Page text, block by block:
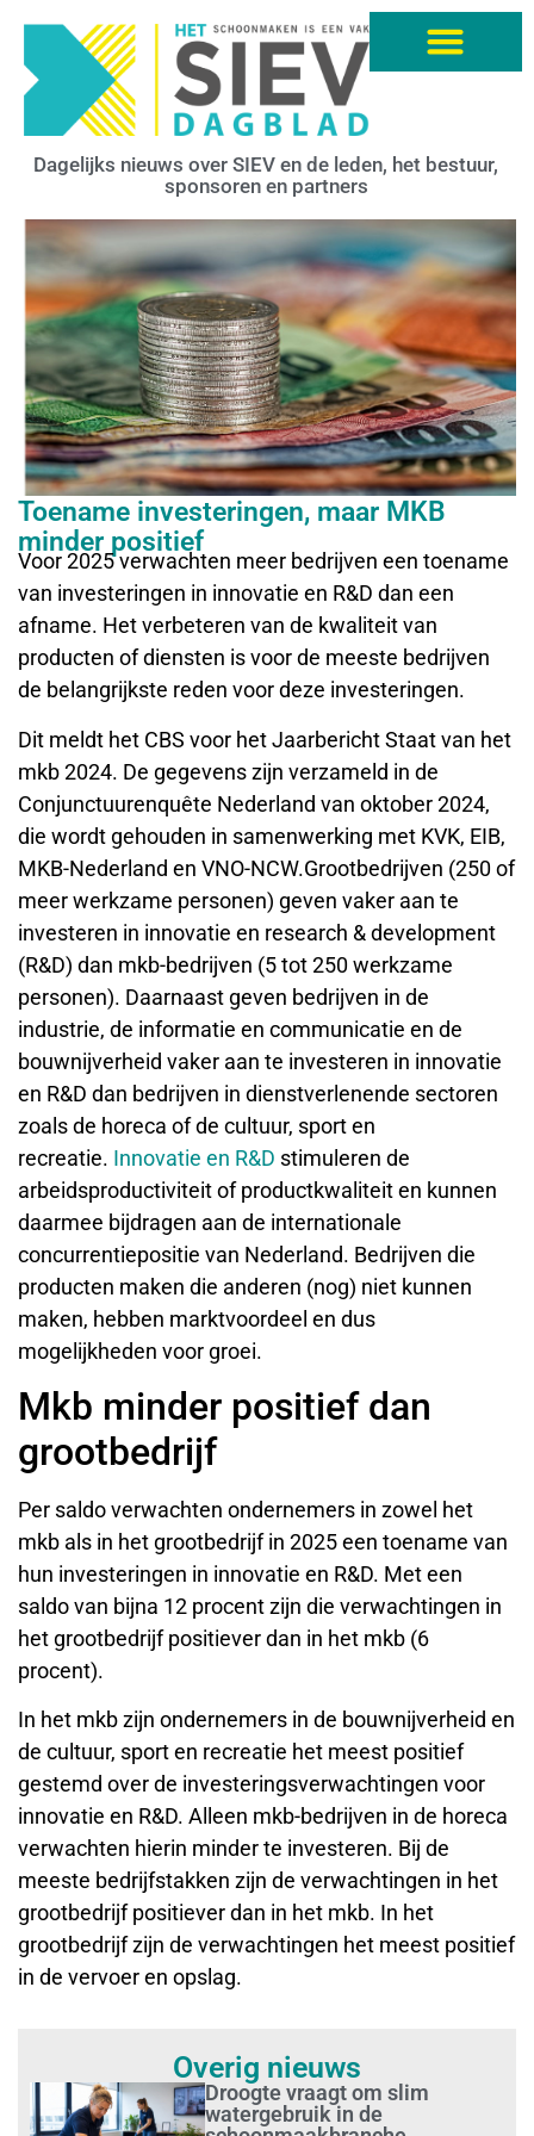
Dagelijks nieuws over SIEV en de leden, het bestuur,
sponsoren en partners
Toename investeringen, maar MKB
minder positief
Voor 2025 verwachten meer bedrijven een toename
van investeringen in innovatie en R&D dan een
afname. Het verbeteren van de kwaliteit van
producten of diensten is voor de meeste bedrijven
de belangrijkste reden voor deze investeringen.
Dit meldt het CBS voor het Jaarbericht Staat van het
mkb 2024. De gegevens zijn verzameld in de
Conjunctuurenquête Nederland van oktober 2024,
die wordt gehouden in samenwerking met KVK, EIB,
MKB-Nederland en VNO-NCW.Grootbedrijven (250 of
meer werkzame personen) geven vaker aan te
investeren in innovatie en research & development
(R&D) dan mkb-bedrijven (5 tot 250 werkzame
personen). Daarnaast geven bedrijven in de
industrie, de informatie en communicatie en de
bouwnijverheid vaker aan te investeren in innovatie
en R&D dan bedrijven in dienstverlenende sectoren
zoals de horeca of de cultuur, sport en
recreatie. Innovatie en R&D stimuleren de
arbeidsproductiviteit of productkwaliteit en kunnen
daarmee bijdragen aan de internationale
concurrentiepositie van Nederland. Bedrijven die
producten maken die anderen (nog) niet kunnen
maken, hebben marktvoordeel en dus
mogelijkheden voor groei.
Mkb minder positief dan
grootbedrijf
Per saldo verwachten ondernemers in zowel het
mkb als in het grootbedrijf in 2025 een toename van
hun investeringen in innovatie en R&D. Met een
saldo van bijna 12 procent zijn die verwachtingen in
het grootbedrijf positiever dan in het mkb (6
procent).
In het mkb zijn ondernemers in de bouwnijverheid en
de cultuur, sport en recreatie het meest positief
gestemd over de investeringsverwachtingen voor
innovatie en R&D. Alleen mkb-bedrijven in de horeca
verwachten hierin minder te investeren. Bij de
meeste bedrijfstakken zijn de verwachtingen in het
grootbedrijf positiever dan in het mkb. In het
grootbedrijf zijn de verwachtingen het meest positief
in de vervoer en opslag.
Overig nieuws
Droogte vraagt om slim
watergebruik in de